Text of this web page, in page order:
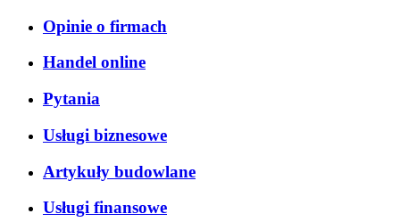
Opinie o firmach
Handel online
Pytania
Usługi biznesowe
Artykuły budowlane
Usługi finansowe